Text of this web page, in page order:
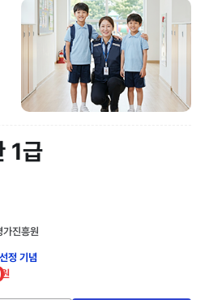
1급
가진흥원
정 기념
원